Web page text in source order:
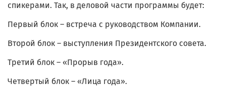
спикерами. Так, в деловой части программы будет:
Первый блок – встреча с руководством Компании.
Второй блок – выступления Президентского совета.
Третий блок – «Прорыв года».
Четвертый блок – «Лица года».